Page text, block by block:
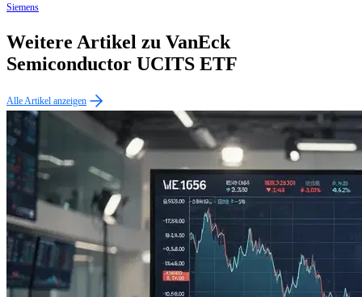
Siemens
Weitere Artikel zu VanEck
Semiconductor UCITS ETF
Alle Artikel anzeigen